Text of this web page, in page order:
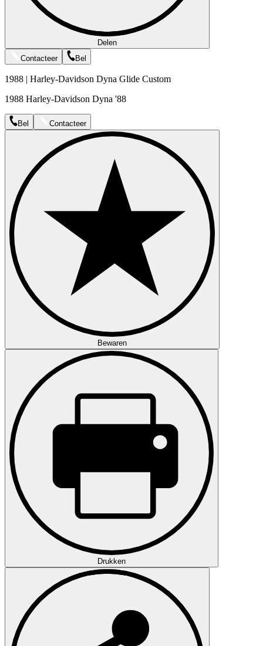
Delen
Contacteer
Bel
1988 | Harley-Davidson Dyna Glide Custom
1988 Harley-Davidson Dyna '88
Bel Contacteer
Bewaren
Drukken